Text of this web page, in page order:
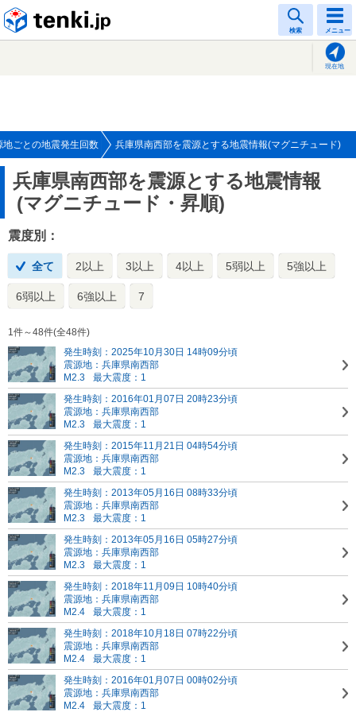
検索 メニュー
現在地
地ごとの地震発生回数 兵庫県南西部を震源とする地震情報(マグニチュード)
兵庫県南西部を震源とする地震情報
(マグニチュード・昇順)
震度別：
全て 2以上 3以上 4以上 5弱以上 5強以上
6弱以上 6強以上 7
1件～48件(全48件)
発生時刻：2025年10月30日 14時09分頃
震源地：兵庫県南西部
M2.3
最大震度：1
発生時刻：2016年01月07日 20時23分頃
震源地：兵庫県南西部
M2.3
最大震度：1
発生時刻：2015年11月21日 04時54分頃
震源地：兵庫県南西部
M2.3
最大震度：1
発生時刻：2013年05月16日 08時33分頃
震源地：兵庫県南西部
M2.3
最大震度：1
発生時刻：2013年05月16日 05時27分頃
震源地：兵庫県南西部
M2.3
最大震度：1
発生時刻：2018年11月09日 10時40分頃
震源地：兵庫県南西部
M2.4
最大震度：1
発生時刻：2018年10月18日 07時22分頃
震源地：兵庫県南西部
M2.4
最大震度：1
発生時刻：2016年01月07日 00時02分頃
震源地：兵庫県南西部
M2.4
最大震度：1